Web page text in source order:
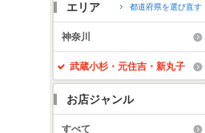
エリア 都道府県を選び直す
神奈川
武蔵小杉・元住吉・新丸子
お店ジャンル
すべて